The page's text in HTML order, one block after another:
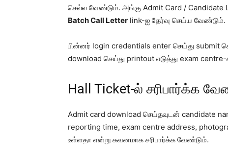
செல்ல வேண்டும். அங்கு Admit Card / Candidate
Batch Call Letter link-ஐ தேர்வு செய்ய வேண்டும்.
பின்னர் login credentials enter செய்து
download செய்து printout எடுத்து exam
Hall Ticket-ல் சரிபார்க்க
Admit card download செய்தவுடன் candidate
reporting time, exam centre address,
உள்ளதா என்று கவனமாக சரிபார்க்க வேண்டும்.